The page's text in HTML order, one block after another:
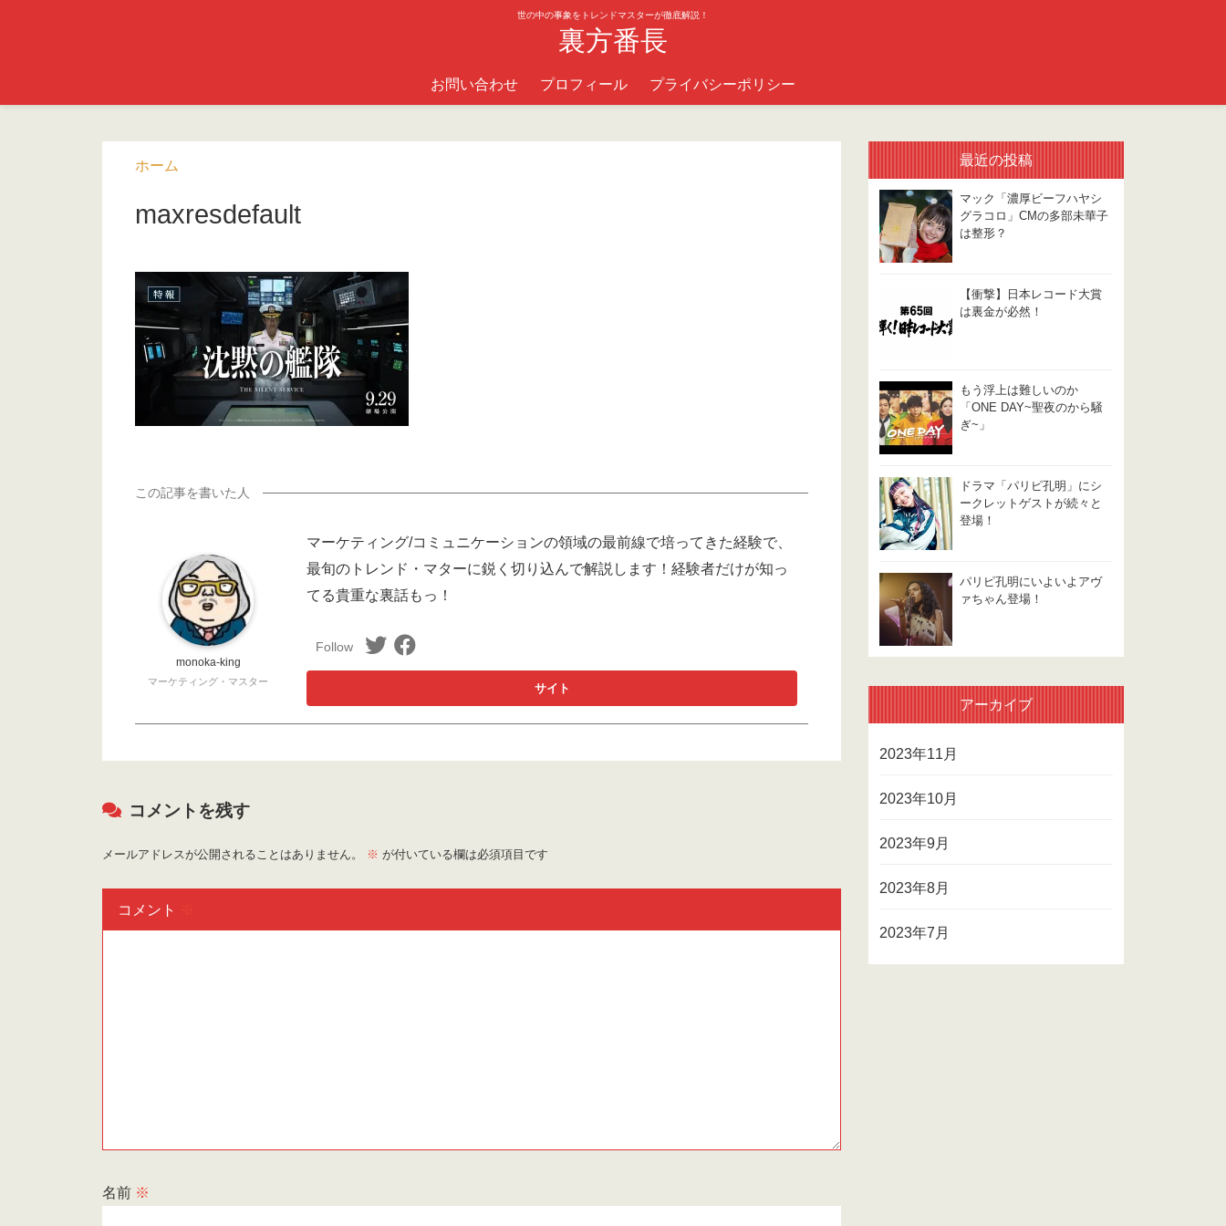
世の中の事象をトレンドマスターが徹底解説！
裏方番長
お問い合わせ プロフィール プライバシーポリシー
ホーム
maxresdefault
monoka-king
マーケティング・マスター
マーケティング/コミュニケーションの領域の最前線で培ってきた経験で、
最旬のトレンド・マターに鋭く切り込んで解説します！経験者だけが知っ
てる貴重な裏話もっ！
コメントを残す
メールアドレスが公開されることはありません。 ※ が付いている欄は必須項目です
コメント
名前 ※
最近の投稿
マック「濃厚ビーフハヤシ
グラコロ」CMの多部未華子
は整形？
【衝撃】日本レコード大賞
は裏金が必然！
もう浮上は難しいのか
「ONE DAY~聖夜のから騒
ぎ~」
ドラマ「パリピ孔明」にシ
ークレットゲストが続々と
登場！
パリピ孔明にいよいよアヴ
ァちゃん登場！
アーカイブ
2023年11月
2023年10月
2023年9月
2023年8月
2023年7月